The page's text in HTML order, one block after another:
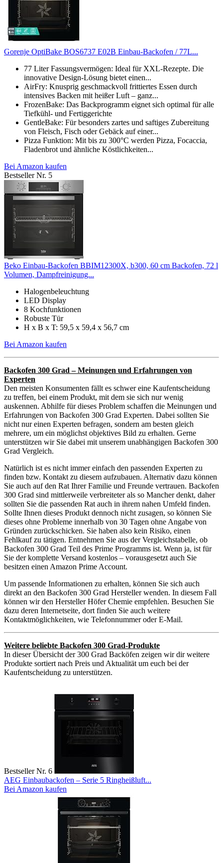
Gorenje OptiBake BOS6737 E02B Einbau-Backofen / 77L...
77 Liter Fassungsvermögen: Ideal für XXL-Rezepte. Die
innovative Design-Lösung bietet einen...
AirFry: Knusprig geschmackvoll frittiertes Essen durch
intensives Backen mit heißer Luft – ganz...
FrozenBake: Das Backprogramm eignet sich optimal für alle
Tiefkühl- und Fertiggerichte
GentleBake: Für besonders zartes und saftiges Zubereitung
von Fleisch, Fisch oder Gebäck auf einer...
Pizza Funktion: Mit bis zu 300°C werden Pizza, Focaccia,
Fladenbrot und ähnliche Köstlichkeiten...
Bei Amazon kaufen
Bestseller Nr. 5
Beko Einbau-Backofen BBIM12300X, b300, 60 cm Backofen, 72 l
Volumen, Dampfreinigung...
Halogenbeleuchtung
LED Display
8 Kochfunktionen
Robuste Tür
H x B x T: 59,5 x 59,4 x 56,7 cm
Bei Amazon kaufen
Backofen 300 Grad – Meinungen und Erfahrungen von
Experten
Den meisten Konsumenten fällt es schwer eine Kaufentscheidung
zu treffen, bei einem Produkt, mit dem sie sich nur wenig
auskennen. Abhilfe für dieses Problem schaffen die Meinungen und
Erfahrungen von Backofen 300 Grad Experten. Dabei sollten Sie
nicht nur einen Experten befragen, sondern am besten gleich
mehrere, um ein möglichst objektives Bild zu erhalten. Gerne
unterstützen wir Sie dabei mit unserem unabhängigen Backofen 300
Grad Vergleich.
Natürlich ist es nicht immer einfach den passenden Experten zu
finden bzw. Kontakt zu diesem aufzubauen. Alternativ dazu können
Sie auch auf den Rat Ihrer Familie und Freunde vertrauen. Backofen
300 Grad sind mittlerweile verbreiteter als so Mancher denkt, daher
sollten Sie die passenden Rat auch in ihrem nahen Umfeld finden.
Sollte Ihnen dieses Produkt dennoch nicht zusagen, so können Sie
dieses ohne Probleme innerhalb von 30 Tagen ohne Angabe von
Gründen zurückschicken. Sie haben also kein Risiko, einen
Fehlkauf zu tätigen. Entnehmen Sie aus der Vergleichstabelle, ob
Backofen 300 Grad Teil des Prime Programms ist. Wenn ja, ist für
Sie der komplette Versand kostenlos – vorausgesetzt auch Sie
besitzen einen Amazon Prime Account.
Um passende Informationen zu erhalten, können Sie sich auch
direkt an den Backofen 300 Grad Hersteller wenden. In diesem Fall
können wir den Hersteller Höfer Chemie empfehlen. Besuchen Sie
dazu deren Internetseite, dort finden Sie auch weitere
Kontaktmöglichkeiten, wie Telefonnummer oder E-Mail.
Weitere beliebte Backofen 300 Grad-Produkte
In dieser Übersicht der 300 Grad Backöfen zeigen wir dir weitere
Produkte sortiert nach Preis und Aktualität um euch bei der
Kaufentscheidung zu unterstützen.
Bestseller Nr. 6
AEG Einbaubackofen – Serie 5 Ringheißluft...
Bei Amazon kaufen